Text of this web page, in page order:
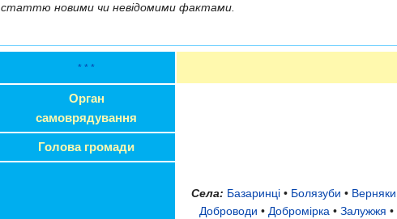
статтю новими чи невідомими фактами.
* * *
Орган
самоврядування
Голова громади
Села: Базаринці • Болязуби • Верняки
Доброводи • Добромірка• Залужжя •